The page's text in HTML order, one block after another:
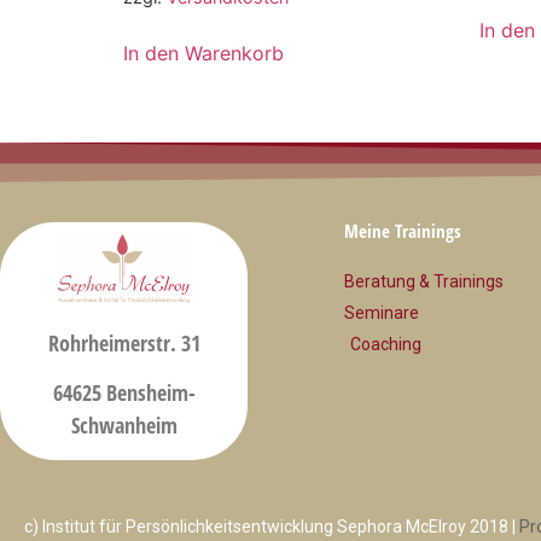
In den Warenkorb
In den
Rohrheimerstr. 31
64625 Bensheim-
Schwanheim
Meine Trainings
Beratung & Trainings
Seminare
Coaching
c) Institut für Persönlichkeitsentwicklung Sephora McElroy 2018 |